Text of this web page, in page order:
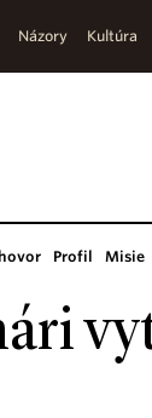
Názory Kultúra
Profil Misie